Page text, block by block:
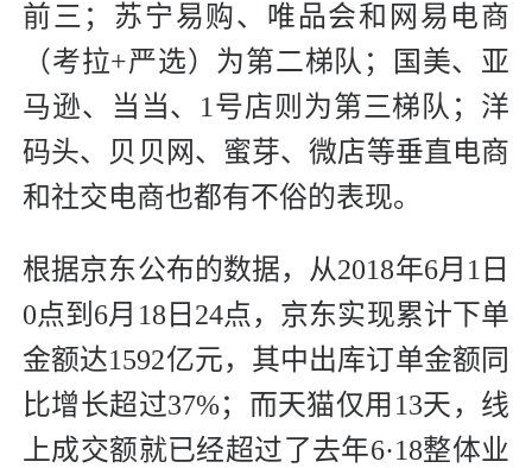
前三；苏宁易购、唯品会和网易电商
（考拉+严选）为第二梯队；国美、亚
马逊、当当、1号店则为第三梯队；洋
码头、贝贝网、蜜芽、微店等垂直电商
和社交电商也都有不俗的表现。
根据京东公布的数据，从2018年6月1日
0点到6月18日24点，京东实现累计下单
金额达1592亿元，其中出库订单金额同
比增长超过37%；而天猫仅用13天，线
上成交额就已经超过了去年6·18整体业